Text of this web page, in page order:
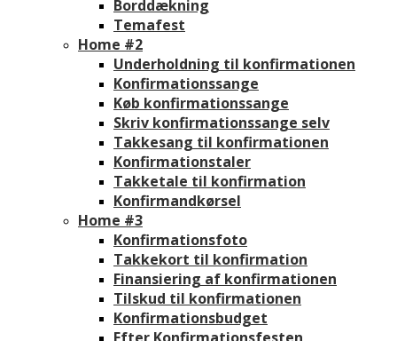
Borddækning
Temafest
Home #2
Underholdning til konfirmationen
Konfirmationssange
Køb konfirmationssange
Skriv konfirmationssange selv
Takkesang til konfirmationen
Konfirmationstaler
Takketale til konfirmation
Konfirmandkørsel
Home #3
Konfirmationsfoto
Takkekort til konfirmation
Finansiering af konfirmationen
Tilskud til konfirmationen
Konfirmationsbudget